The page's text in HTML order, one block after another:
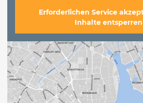
Erforderlichen Service
Inhalte entsperren